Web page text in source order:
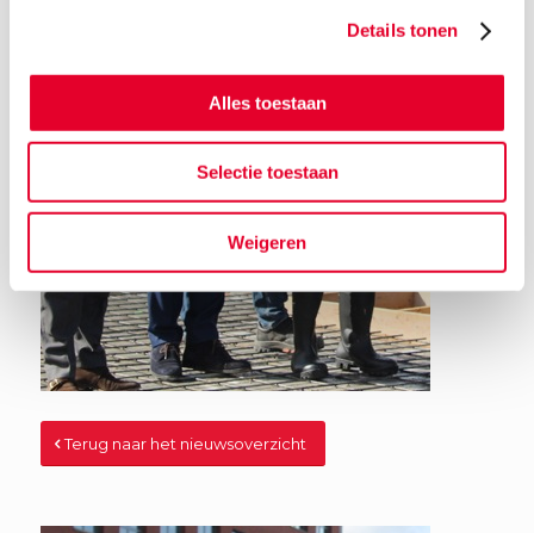
Details tonen
Alles toestaan
Selectie toestaan
Weigeren
Terug naar het nieuwsoverzicht